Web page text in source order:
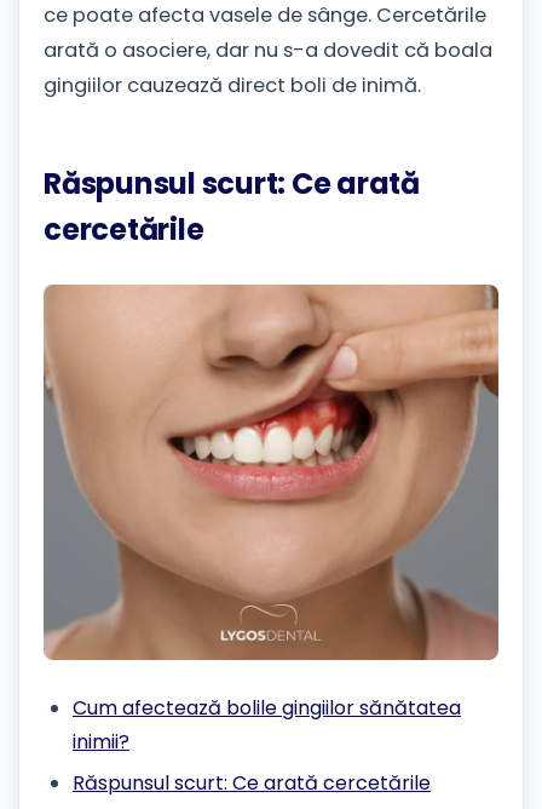
ce poate afecta vasele de sânge. Cercetările
arată o asociere, dar nu s-a dovedit că boala
gingiilor cauzează direct boli de inimă.
Răspunsul scurt: Ce arată
cercetările
Cum afectează bolile gingiilor sănătatea
inimii?
Răspunsul scurt: Ce arată cercetările